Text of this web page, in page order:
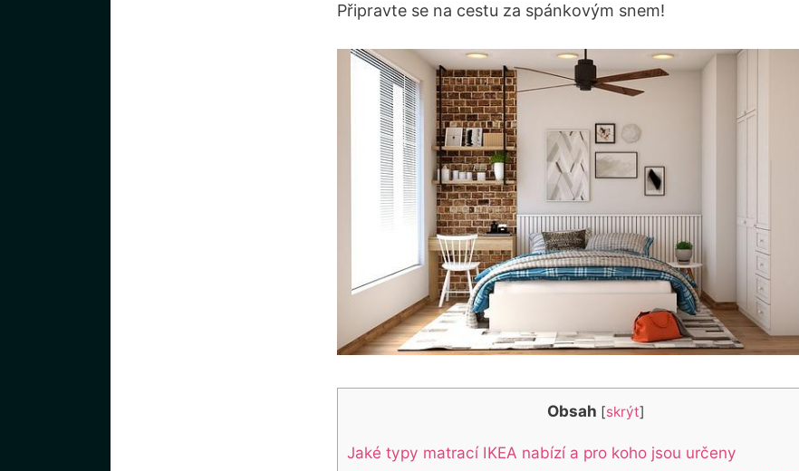
Připravte se ⁢na cestu za spánkovým‌ snem!
Obsah [skrýt]
Jaké‍ typy matrací IKEA nabízí a pro koho jsou určeny